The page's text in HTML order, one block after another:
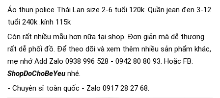
Áo thun police Thái Lan size 2-6 tuổi 120k. Quần jean đen 3-12
tuổi 240k .kính 115k
Còn rất nhiều mẫu hơn nữa tại shop. Đơn giản mà dễ thương
rất dễ phối đồ. Để theo dõi và xem thêm nhiều sản phẩm khác,
mẹ nhớ Add Zalo 0938 996 528 - 0942 80 80 93. Hoặc FB:
ShopDoChoBeYeu nhé.
- Chuyên sỉ toàn quốc - Zalo 0917 28 27 68.